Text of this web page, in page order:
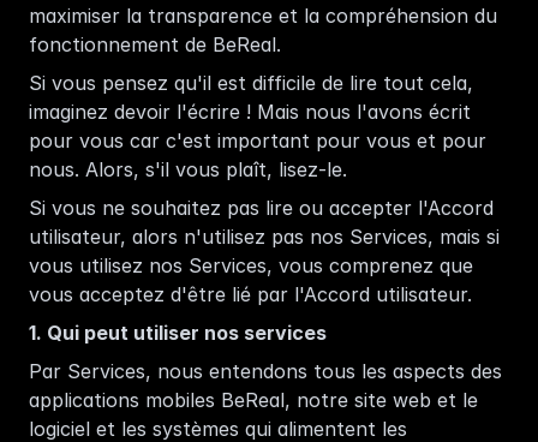
maximiser la transparence et la compréhension du
fonctionnement de BeReal.
Si vous pensez qu'il est difficile de lire tout cela,
imaginez devoir l'écrire ! Mais nous l'avons écrit
pour vous car c'est important pour vous et pour
nous. Alors, s'il vous plaît, lisez-le.
Si vous ne souhaitez pas lire ou accepter l'Accord
utilisateur, alors n'utilisez pas nos Services, mais si
vous utilisez nos Services, vous comprenez que
vous acceptez d'être lié par l'Accord utilisateur.
1. Qui peut utiliser nos services
Par Services, nous entendons tous les aspects des
applications mobiles BeReal, notre site web et le
logiciel et les systèmes qui alimentent les